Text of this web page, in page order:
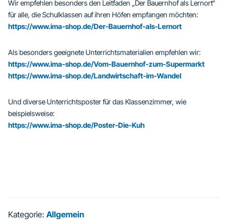
Wir empfehlen besonders den Leitfaden „Der Bauernhof als Lernort“
für alle, die Schulklassen auf ihren Höfen empfangen möchten:
https://www.ima-shop.de/Der-Bauernhof-als-Lernort
Als besonders geeignete Unterrichtsmaterialien empfehlen wir:
https://www.ima-shop.de/Vom-Bauernhof-zum-Supermarkt
https://www.ima-shop.de/Landwirtschaft-im-Wandel
Und diverse Unterrichtsposter für das Klassenzimmer, wie
beispielsweise:
https://www.ima-shop.de/Poster-Die-Kuh
Kategorie: Allgemein